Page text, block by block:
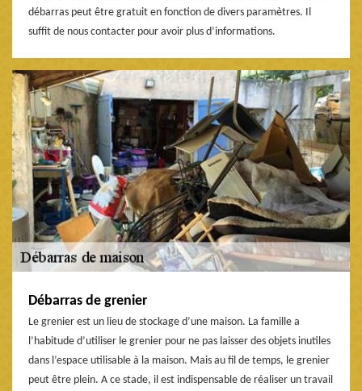
débarras peut être gratuit en fonction de divers paramètres. Il
suffit de nous contacter pour avoir plus d’informations.
Débarras de grenier
Le grenier est un lieu de stockage d’une maison. La famille a
l’habitude d’utiliser le grenier pour ne pas laisser des objets inutiles
dans l’espace utilisable à la maison. Mais au fil de temps, le grenier
peut être plein. A ce stade, il est indispensable de réaliser un travail